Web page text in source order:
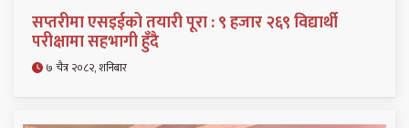
सप्तरीमा एसइईको तयारी पूरा : ९ हजार २६९ विद्यार्थी
परीक्षामा सहभागी हुँदै
७ चैत्र २०८२, शनिबार